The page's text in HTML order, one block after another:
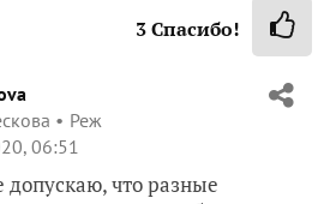
3Спасибо!
Реж
06:51
допускаю, что разные